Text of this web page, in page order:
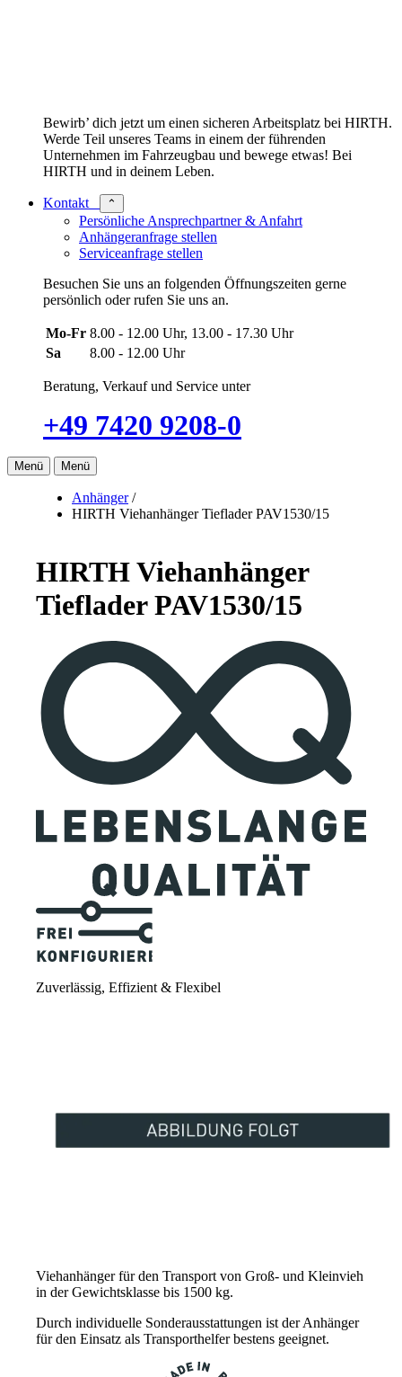
Bewirb’ dich jetzt um einen sicheren Arbeitsplatz bei HIRTH.
Werde Teil unseres Teams in einem der führenden
Unternehmen im Fahrzeugbau und bewege etwas! Bei
HIRTH und in deinem Leben.
Kontakt ⌃
Persönliche Ansprechpartner & Anfahrt
Anhängeranfrage stellen
Serviceanfrage stellen
Besuchen Sie uns an folgenden Öffnungszeiten gerne
persönlich oder rufen Sie uns an.
Mo-Fr 8.00 - 12.00 Uhr, 13.00 - 17.30 Uhr
Sa
8.00 - 12.00 Uhr
Beratung, Verkauf und Service unter
+49 7420 9208-0
Menü Menü
Anhänger /
HIRTH Viehanhänger Tieflader PAV1530/15
HIRTH Viehanhänger
Tieflader PAV1530/15
Zuverlässig, Effizient & Flexibel
Viehanhänger für den Transport von Groß- und Kleinvieh
in der Gewichtsklasse bis 1500 kg.
Durch individuelle Sonderausstattungen ist der Anhänger
für den Einsatz als Transporthelfer bestens geeignet.